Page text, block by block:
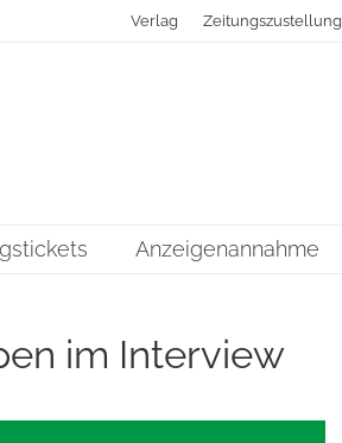
Verlag Zeitungszustellung
Anzeigenannahme
im Interview